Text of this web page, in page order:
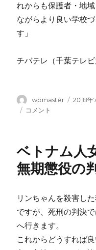
れからも保護者・地
ながらより良い学校
す」
チバテレ（千葉テレビ
投
稿
wpmaster
投
2018年
松
殺
害
無
役
判
決
害
コメント
ベトナム人
無期懲役の
リンちゃんを殺害し
ですが、死刑の判決
へ行きます。
これからどうすれば